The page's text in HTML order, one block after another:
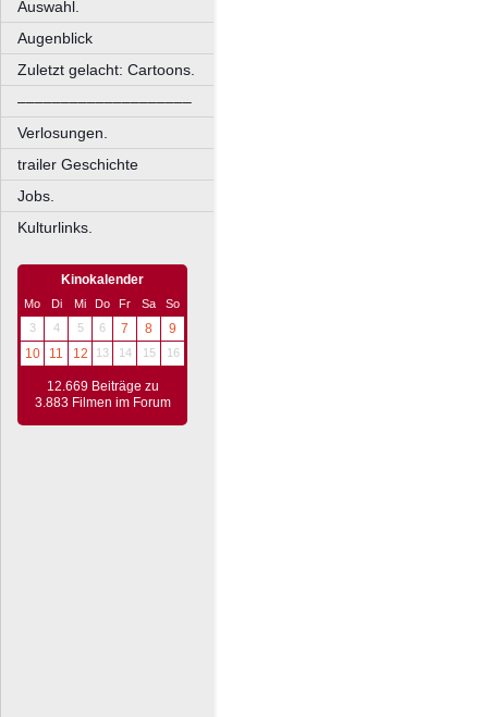
Auswahl.
Augenblick
Zuletzt gelacht: Cartoons.
––––––––––––––––––––
Verlosungen.
trailer Geschichte
Jobs.
Kulturlinks.
Kinokalender
Mo Di Mi Do Fr Sa
So
3
4 5 6 7 8
9
10
11 12 13 14 15 16
12.669 Beiträge zu
3.883 Filmen im Forum